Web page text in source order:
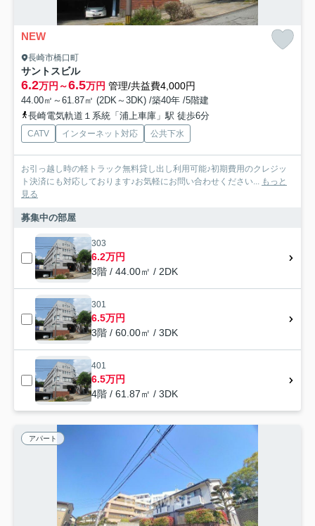
NEW
長崎市橋口町
サントスビル
6.2万円～6.5万円 管理/共益費4,000円
44.00㎡～61.87㎡ (2DK～3DK) /築40年 /5階建
長崎電気軌道１系統「浦上車庫」駅 徒歩6分
CATV インターネット対応 公共下水
お引っ越し時の軽トラック無料貸し出し利用可能♪初期費用のクレジッ
ト決済にも対応しております♪お気軽にお問い合わせください... もっと
見る
募集中の部屋
303
6.2万円
3階 / 44.00㎡ / 2DK
301
6.5万円
3階 / 60.00㎡ / 3DK
401
6.5万円
4階 / 61.87㎡ / 3DK
アパート